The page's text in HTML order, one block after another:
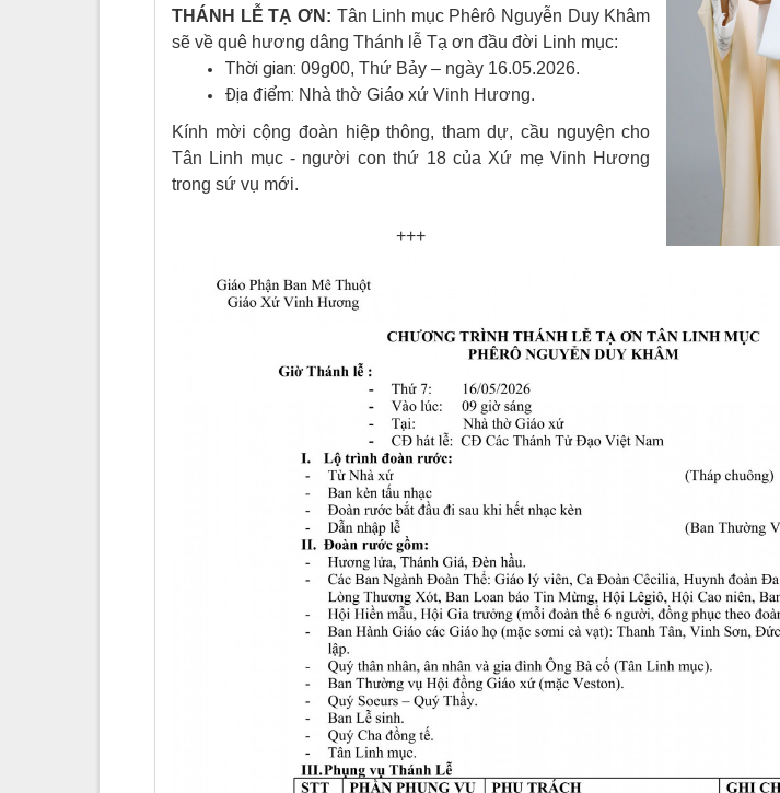
THÁNH LỄ TẠ ƠN: Tân Linh mục Phêrô Nguyễn Duy Khâm
sẽ về quê hương dâng Thánh lễ Tạ ơn đầu đời Linh mục:
Thời gian: 09g00, Thứ Bảy – ngày 16.05.2026.
Địa điểm: Nhà thờ Giáo xứ Vinh Hương.
Kính mời cộng đoàn hiệp thông, tham dự, cầu nguyện cho
Tân Linh mục - người con thứ 18 của Xứ mẹ Vinh Hương
trong sứ vụ mới.
+++